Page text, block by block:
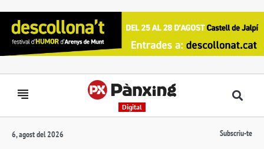
Digital
6, agost del 2026 Subscriu-te